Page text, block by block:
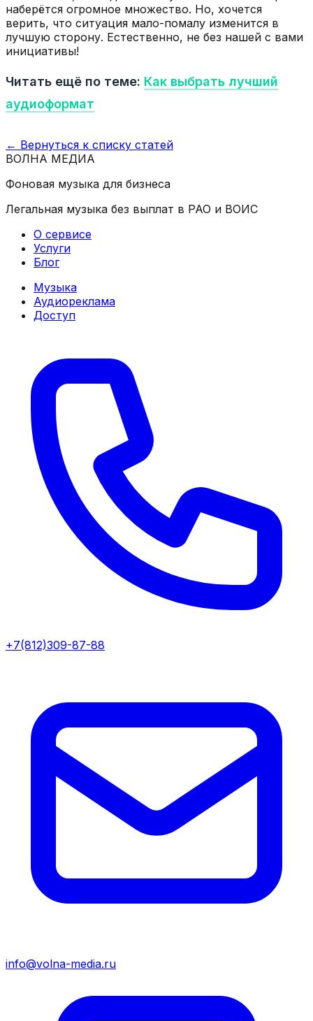
наберётся огромное множество. Но, хочется
верить, что ситуация мало-помалу изменится в
лучшую сторону. Естественно, не без нашей с вами
инициативы!
Читать ещё по теме: Как выбрать лучший
аудиоформат
← Вернуться к списку статей
ВОЛНА МЕДИА
Фоновая музыка для бизнеса
Легальная музыка без выплат в РАО и ВОИС
О сервисе
Услуги
Блог
Музыка
Аудиореклама
Доступ
+7(812)309-87-88
info@volna-media.ru